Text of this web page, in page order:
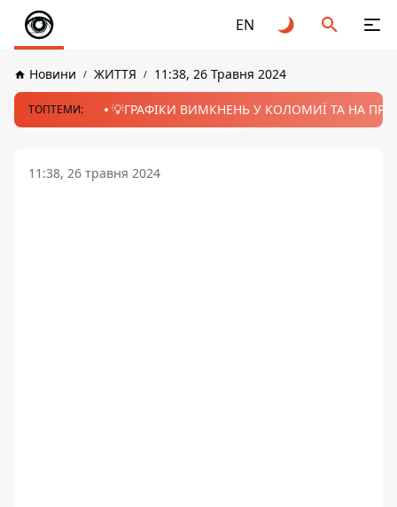
EN
Новини ЖИТТЯ 11:38, 26 Травня 2024
ТОПТЕМИ: 💡ГРАФІКИ ВИМКНЕНЬ У КОЛОМИЇ ТА НА
11:38, 26 травня 2024